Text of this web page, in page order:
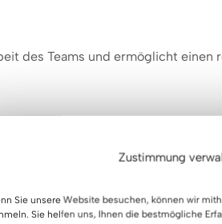
Zustimmung
Sie unsere Website besuchen, können wir
Sie helfen uns, Ihnen die bestmögliche
des Teams und ermöglicht einen